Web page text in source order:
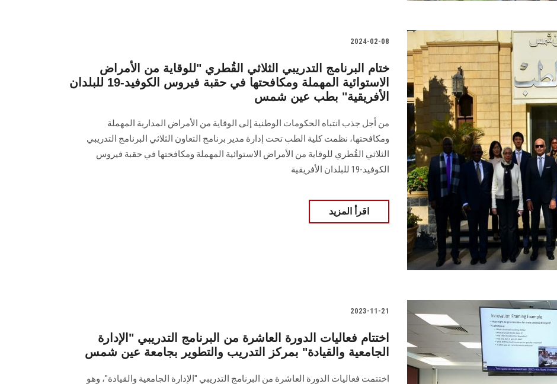
2024-02-08
ختام البرنامج التدريبي الثلاثي القُطري "للوقاية من الأمراض
الاستوائية المهملة ومكافحتها في حقبة فيروس الكوفيد-19 للبلدان
الأفريقية" بطب عين شمس
من أجل جذب انتباه الحكومات الوطنية إلى الوقاية من الأمراض المدارية المهملة
ومكافحتها، ‏نظمت كلية الطب تحت إدارة مدير برنامج التعاون ‏الثلاثي البرنامج التدريبي
الثلاثي القُطري للوقاية من الأمراض الاستوائية المهملة ومكافحتها في ‏حقبة فيروس
الكوفيد-19 للبلدان الأفريقية
اقرأ المزيد
2023-11-21
اختتام فعاليات الدورة العاشرة من البرنامج التدريبي "الإدارة
الجامعية والقيادة" بمركز التدريب والتطوير بجامعة عين شمس
اختتمت فعاليات الدورة العاشرة من البرنامج التدريبي "الإدارة الجامعية والقيادة"، وهو